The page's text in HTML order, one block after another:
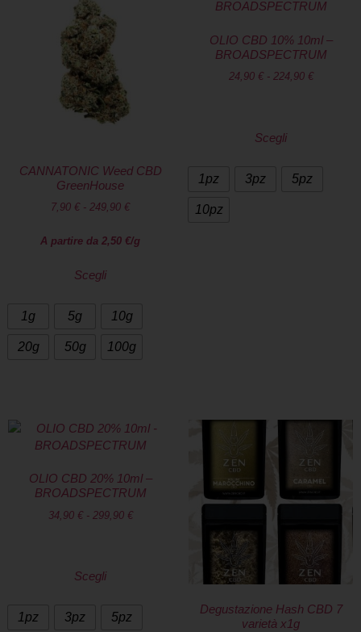
CANNATONIC Weed CBD
GreenHouse
7,90 € - 249,90 €
A partire da 2,50 €/g
Scegli
1g 5g 10g
20g 50g 100g
OLIO CBD 10% 10ml –
BROADSPECTRUM
24,90 € - 224,90 €
Scegli
1pz 3pz 5pz
10pz
OLIO CBD 20% 10ml –
BROADSPECTRUM
34,90 € - 299,90 €
Scegli
1pz 3pz 5pz
Degustazione Hash CBD 7
varietà x1g